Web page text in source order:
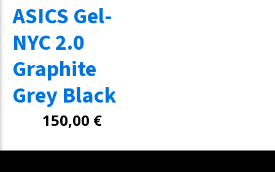
ASICS Gel-
NYC 2.0
Graphite
Grey Black
150,00 €